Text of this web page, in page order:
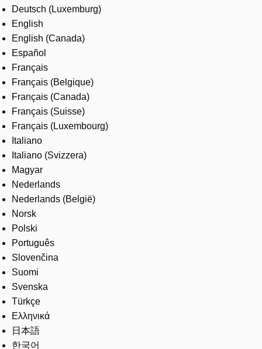
Contact us
Careers
Deutsch (Luxemburg)
English
English (Canada)
Español
Français
Français (Belgique)
Français (Canada)
Français (Suisse)
Français (Luxembourg)
Italiano
Italiano (Svizzera)
Magyar
Nederlands
Nederlands (België)
Norsk
Polski
Português
Slovenčina
Suomi
Svenska
Türkçe
Ελληνικά
日本語
한국어